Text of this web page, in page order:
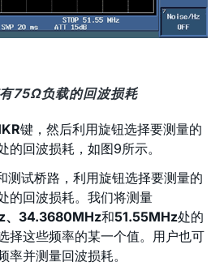
75Ω负载的回波损耗
键，然后利用旋钮选择要测量的
的回波损耗，如图9所示。
测试桥路，利用旋钮选择要测量的
的回波损耗。我们将测量
、34.3680MHz和51.55MHz处的
择这些频率的某一个值。用户也可
率并测量回波损耗。